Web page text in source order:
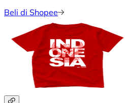
Beli di Shopee